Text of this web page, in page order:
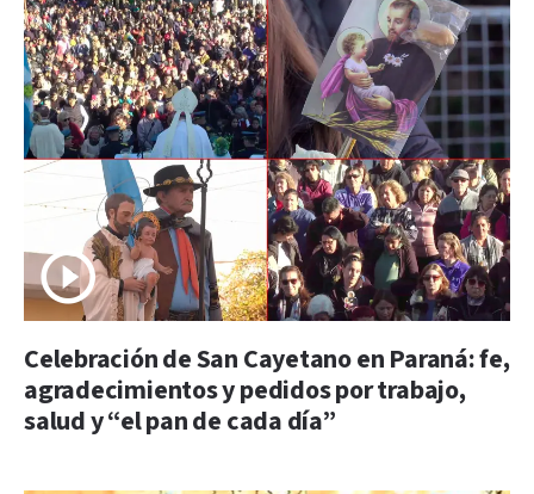
Celebración de San Cayetano en Paraná: fe,
agradecimientos y pedidos por trabajo,
salud y “el pan de cada día”